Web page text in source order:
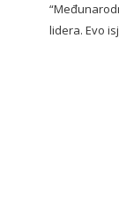
lidera. Evo